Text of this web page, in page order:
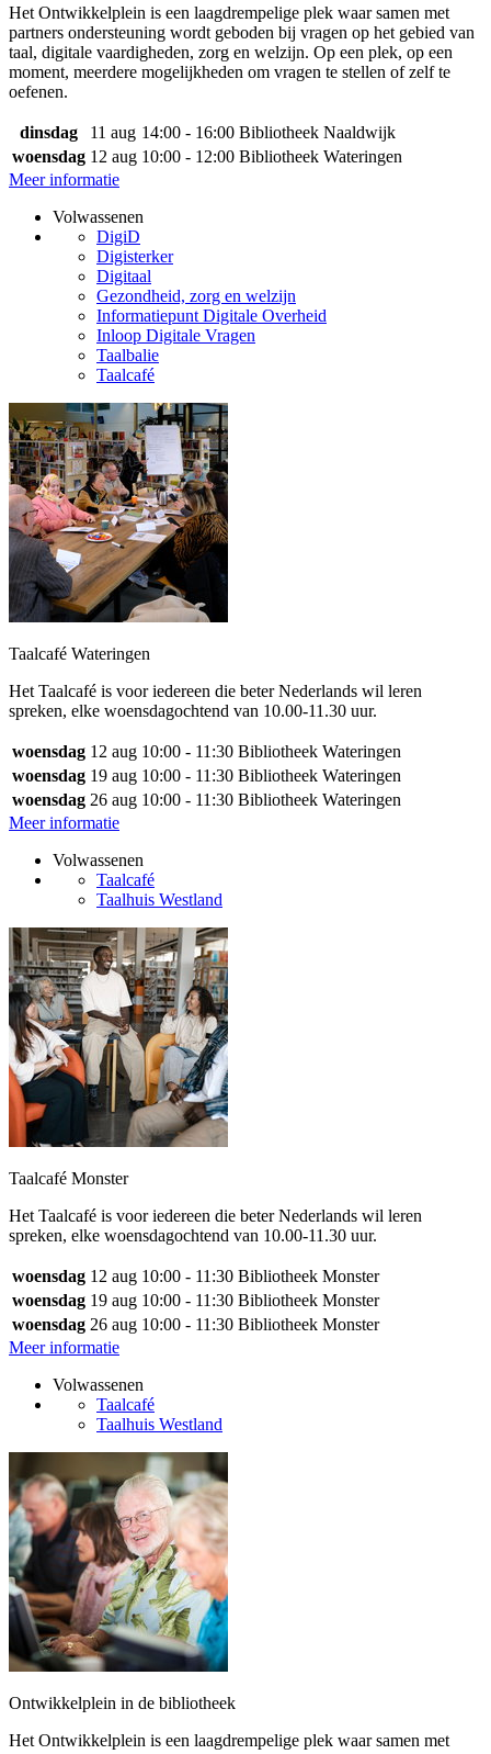
Het Ontwikkelplein is een laagdrempelige plek waar samen met
partners ondersteuning wordt geboden bij vragen op het gebied van
taal, digitale vaardigheden, zorg en welzijn. Op een plek, op een
moment, meerdere mogelijkheden om vragen te stellen of zelf te
oefenen.
dinsdag 11 aug 14:00 - 16:00 Bibliotheek Naaldwijk
woensdag 12 aug 10:00 - 12:00 Bibliotheek Wateringen
Meer informatie
Volwassenen
DigiD
Digisterker
Digitaal
Gezondheid, zorg en welzijn
Informatiepunt Digitale Overheid
Inloop Digitale Vragen
Taalbalie
Taalcafé
Taalcafé Wateringen
Het Taalcafé is voor iedereen die beter Nederlands wil leren
spreken, elke woensdagochtend van 10.00-11.30 uur.
woensdag 12 aug 10:00 - 11:30 Bibliotheek Wateringen
woensdag 19 aug 10:00 - 11:30 Bibliotheek Wateringen
woensdag 26 aug 10:00 - 11:30 Bibliotheek Wateringen
Meer informatie
Volwassenen
Taalcafé
Taalhuis Westland
Taalcafé Monster
Het Taalcafé is voor iedereen die beter Nederlands wil leren
spreken, elke woensdagochtend van 10.00-11.30 uur.
woensdag 12 aug 10:00 - 11:30 Bibliotheek Monster
woensdag 19 aug 10:00 - 11:30 Bibliotheek Monster
woensdag 26 aug 10:00 - 11:30 Bibliotheek Monster
Meer informatie
Volwassenen
Taalcafé
Taalhuis Westland
Ontwikkelplein in de bibliotheek
Het Ontwikkelplein is een laagdrempelige plek waar samen met